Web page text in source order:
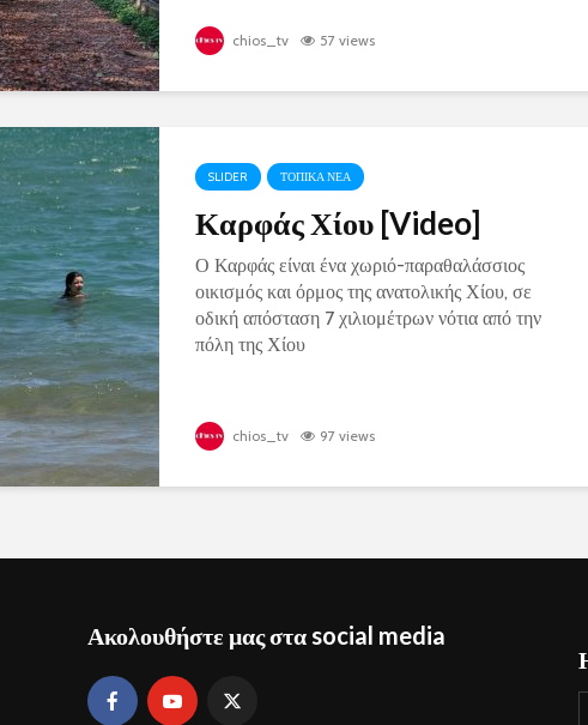
chios_tv 57 views
SLIDER ΤΟΠΙΚΑ ΝΕΑ
Καρφάς Χίου [Video]
Ο Καρφάς είναι ένα χωριό-παραθαλάσσιος
οικισμός και όρμος της ανατολικής Χίου, σε
οδική απόσταση 7 χιλιομέτρων νότια από την
πόλη της Χίου
chios_tv 97 views
Ακολουθήστε μας στα social media